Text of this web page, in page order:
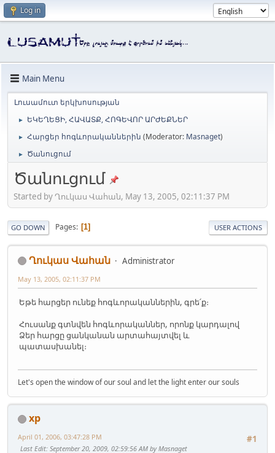
Log in
Main Menu
Լուսամուտ երկխոսության
► ԵԿԵՂԵՑԻ, ՀԱՎԱՏՔ, ՀՈԳԵՎՈՐ ԱՐԺԵՔՆԵՐ
► Հարցեր հոգևորականներին (Moderator: Masnaget)
► Ծանուցում
Ծանուցում
Started by Ղուկաս Վահան, May 13, 2005, 02:11:37 PM
GO DOWN Pages 1 USER ACTIONS
Ղուկաս Վահան Administrator
May 13, 2005, 02:11:37 PM
Եթե հարցեր ունեք հոգևորականներին, գրե՛ք։
Հուսանք գտնվեն հոգևորականներ, որոնք կարդալով
Ձեր հարցը ցանկանան արտահայտվել և
պատասխանել։
Let's open the window of our soul and let the light enter our souls
xp
#1
April 01, 2006, 03:47:28 PM
Last Edit: September 20, 2009, 02:59:56 AM by Masnaget